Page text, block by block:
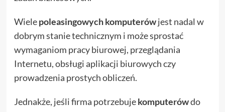
Wielepoleasingowych komputerówjest nadal w
dobrym stanie technicznym i może sprostać
wymaganiom pracy biurowej, przeglądania
Internetu, obsługi aplikacji biurowych czy
prowadzenia prostych obliczeń.
Jednakże, jeśli firma potrzebujekomputerówdo